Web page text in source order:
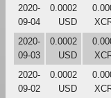
2020-
09-04
0.0002
USD
2020-
09-03
0.0002
USD
2020-
09-02
0.0002
USD